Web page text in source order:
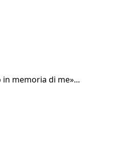
memoria di me»...